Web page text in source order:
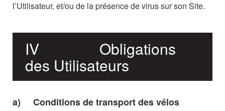
l’Utilisateur, et/ou de la présence de virus sur son Site.
IV Obligations
des Utilisateurs
a) Conditionsdetransportdesvélos